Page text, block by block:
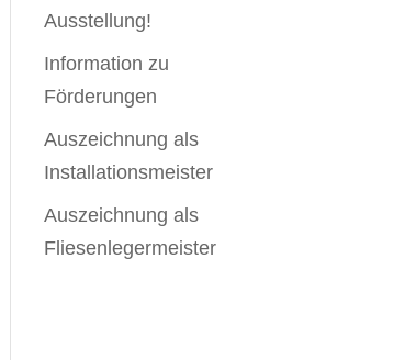
Ausstellung!
Information zu
Förderungen
Auszeichnung als
Installationsmeister
Auszeichnung als
Fliesenlegermeister